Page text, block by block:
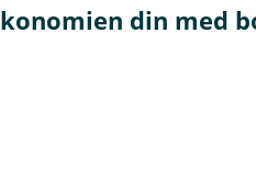
din med